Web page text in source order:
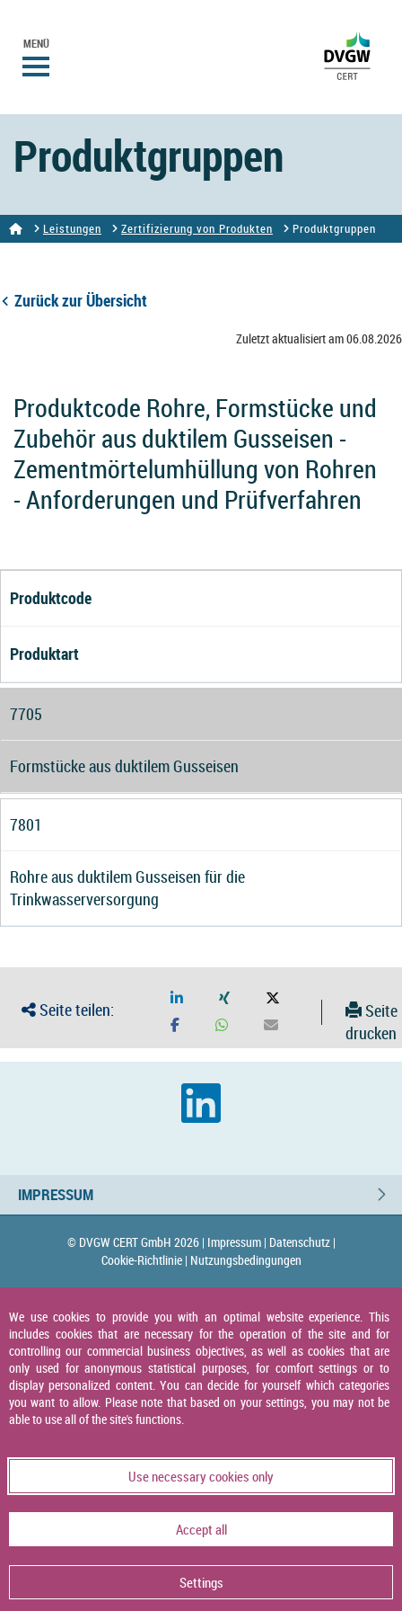
MENÜ
Produktgruppen
Leistungen Zertifizierung von Produkten Produktgruppen
Zurück zur Übersicht
Zuletzt aktualisiert am 06.08.2026
Produktcode Rohre, Formstücke und
Zubehör aus duktilem Gusseisen -
Zementmörtelumhüllung von Rohren
- Anforderungen und Prüfverfahren
Produktcode
Produktart
7705
Formstücke aus duktilem Gusseisen
7801
Rohre aus duktilem Gusseisen für die
Trinkwasserversorgung
Seite teilen:
Seite
drucken
IMPRESSUM
© DVGW CERT GmbH 2026 | Impressum | Datenschutz |
Cookie-Richtlinie | Nutzungsbedingungen
We use cookies to provide you with an optimal website experience. This
includes cookies that are necessary for the operation of the site and for
controlling our commercial business objectives, as well as cookies that are
only used for anonymous statistical purposes, for comfort settings or to
display personalized content. You can decide for yourself which categories
you want to allow. Please note that based on your settings, you may not be
able to use all of the site's functions.
Use necessary cookies only
Accept all
Settings